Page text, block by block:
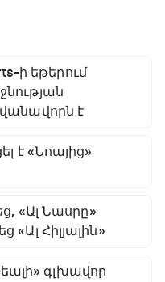
ի եթերում
է
է «Նոայից»
«Ալ Նասրը»
Հիլյալին»
գլխավոր